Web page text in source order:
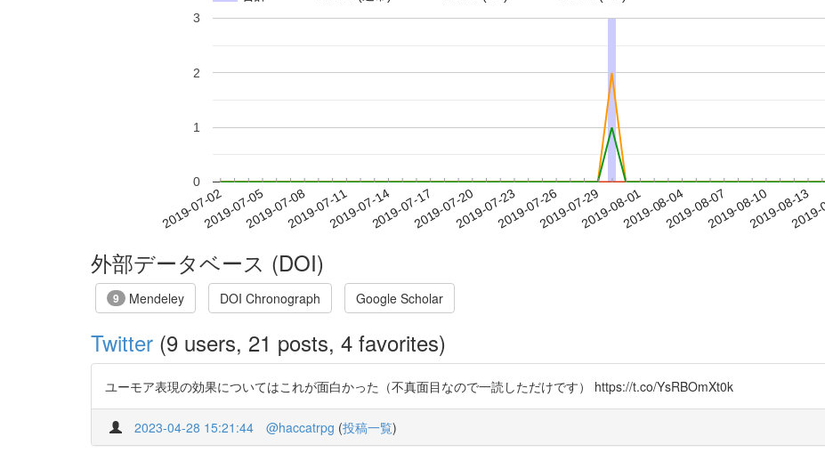
2019-07-022019-07-052019-07-082019-07-112019-07-142019-07-172019-07-202019-07-232019-07-262019-07-292019-08-012019-08-042019-08-072019-08-102019-08-13
0
1
2
3
外部データベース (DOI)
9 Mendeley DOI Chronograph Google Scholar
Twitter (9 users, 21 posts, 4 favorites)
ユーモア表現の効果についてはこれが面白かった（不真面目なので一読しただけです） https://t.co/YsRBOmXt0k
2023-04-28 15:21:44 @haccatrpg (投稿一覧)